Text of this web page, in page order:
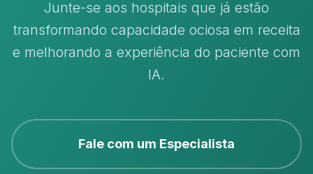
Junte-se aos hospitais que já estão
transformando capacidade ociosa em receita
e melhorando a experiência do paciente com
IA.
Fale com um Especialista